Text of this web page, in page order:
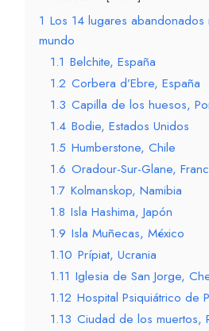
1 Los 14 lugares
mundo
1.1 Belchite, España
1.2 Corbera d’Ebre, España
1.3 Capilla de los huesos,
1.4 Bodie, Estados Unidos
1.5 Humberstone, Chile
1.6 Oradour-Sur-Glane,
1.7 Kolmanskop, Namibia
1.8 Isla Hashima, Japón
1.9 Isla Muñecas, México
1.10 Prípiat, Ucrania
1.11 Iglesia de San Jorge,
1.12 Hospital Psiquiátrico de
1.13 Ciudad de los muertos,